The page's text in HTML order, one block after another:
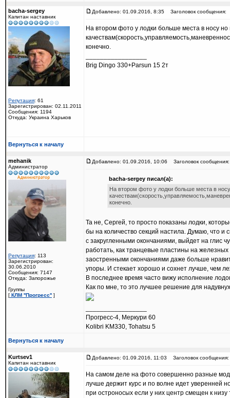
bacha-sergey
Капитан наставник
Репутация: 61
Зарегистрирован: 02.11.2011
Сообщения: 1194
Откуда: Украина Харьков
Добавлено: 01.09.2016, 8:35 Заголовок сообщения:
На втором фото у лодки больше места в носу
конечно.
Brig Dingo 330+Parsun 15 2т
Вернуться к началу
mehanik
Администратор
Репутация: 113
Зарегистрирован:
30.06.2010
Сообщения: 7147
Откуда: Запорожье
Группы
[ КЛМ ''Прогресс'' ]
Добавлено: 01.09.2016, 10:06 Заголовок сообщения:
bacha-sergey писал(а):
На втором фото у лодки больше места в
конечно.
Та не, Сергей, то просто показаны лодки,
бы на количество секций настила. Думаю, что и
с закругленными окончаниями, выйдет на глис
работать, как транцевые пластины на
заостренными окончаниями даже больше
упоры. И стекает хорошо и сохнет лучше, чем
В последнее время часто вижу исполнение
Как по мне, то это лучшее решение для
Прогресс-4, Меркури 60
Kolibri KM330, Tohatsu 5
Вернуться к началу
Kurtsev1
Капитан наставник
Добавлено: 01.09.2016, 11:03 Заголовок сообщения:
На самом деле на фото совершенно разные
лучше держит курс и по волне идет уверенней
при остроносых если у них центр смещен к